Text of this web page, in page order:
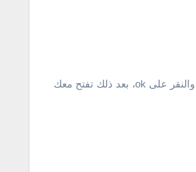
أنقر على إختصار وعلامة شعار الويندوز + حرف r فى الكيبورد لفتح قائمة الران ثم تقوم بنسخ هذا الأمر dfrgui.exe ولصقه فى قائمة الران والنقر على ok، بعد ذلك تفتح معك